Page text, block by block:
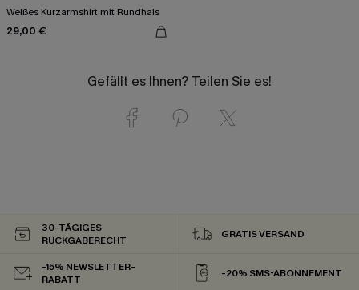
Weißes Kurzarmshirt mit Rundhals
29,00 €
Gefällt es Ihnen? Teilen Sie es!
30-TÄGIGES
RÜCKGABERECHT
GRATIS VERSAND
-15% NEWSLETTER-
RABATT
-20% SMS-ABONNEMENT